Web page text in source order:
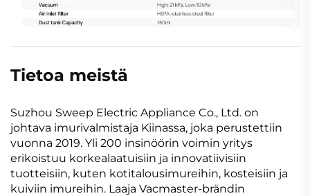
Tietoa meistä
Suzhou Sweep Electric Appliance Co., Ltd. on
johtava imurivalmistaja Kiinassa, joka perustettiin
vuonna 2019. Yli 200 insinöörin voimin yritys
erikoistuu korkealaatuisiin ja innovatiivisiin
tuotteisiin, kuten kotitalousimureihin, kosteisiin ja
kuiviin imureihin. Laaja Vacmaster-brändin